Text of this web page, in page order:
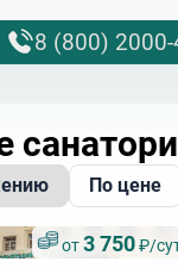
8 (800) 2000-
По цене
от3 750₽/